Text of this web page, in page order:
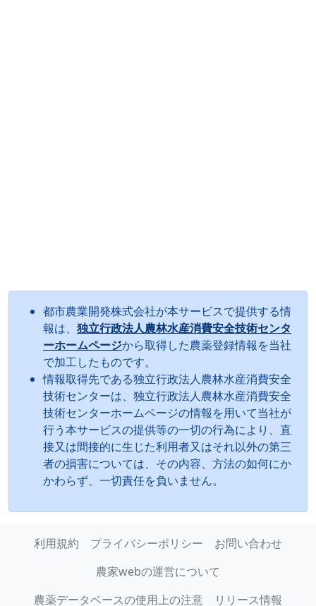
都市農業開発株式会社が本サービスで提供する情
報は、 独立行政法人農林水産消費安全技術センタ
ーホームページから取得した農薬登録情報を当社
で加工したものです。
情報取得先である独立行政法人農林水産消費安全
技術センターは、独立行政法人農林水産消費安全
技術センターホームページの情報を用いて当社が
行う本サービスの提供等の一切の行為により、直
接又は間接的に生じた利用者又はそれ以外の第三
者の損害については、その内容、方法の如何にか
かわらず、一切責任を負いません。
利用規約 プライバシーポリシー
お問い合わせ
農家webの運営について
農薬データベースの使用上の注意
リリース情報